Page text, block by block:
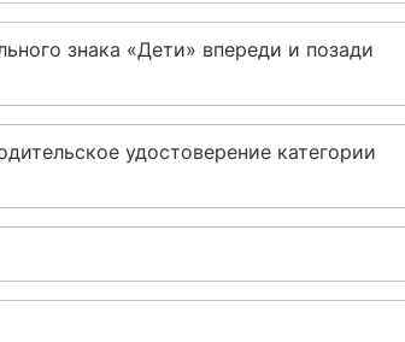
знака «Дети» впереди и позади
удостоверение категории